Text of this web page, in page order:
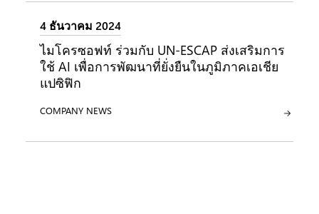
4 ธันวาคม 2024
ไมโครซอฟท์ ร่วมกับ UN-ESCAP ส่งเสริมการ
ใช้ AI เพื่อการพัฒนาที่ยั่งยืนในภูมิภาคเอเชีย
แปซิฟิก
ประเภท:
COMPANY NEWS